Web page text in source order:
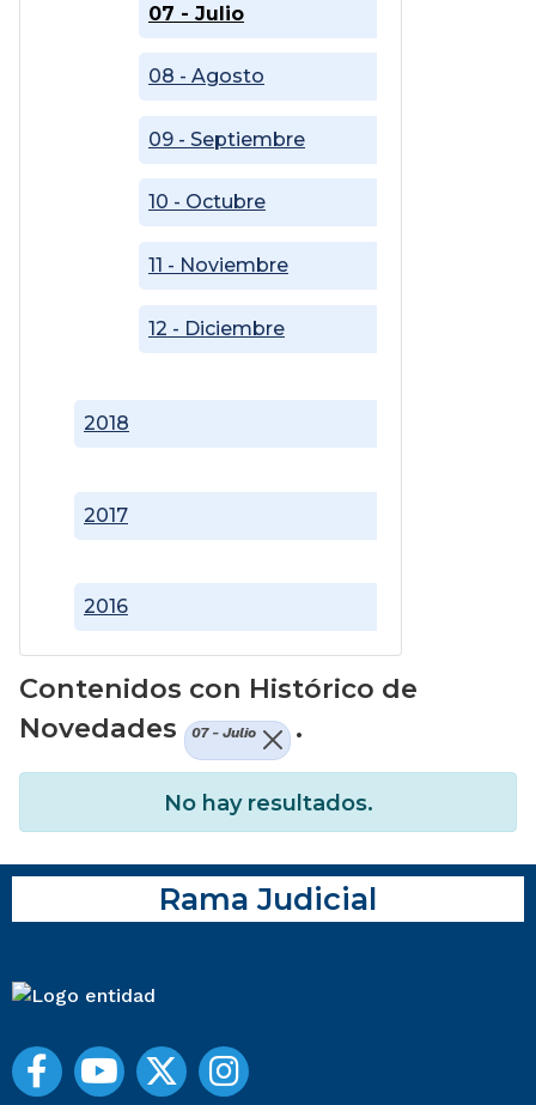
2016
2017
2018
07 - Julio
08 - Agosto
09 - Septiembre
10 - Octubre
11 - Noviembre
12 - Diciembre
Contenidos con Histórico de
Novedades
07 - Julio .
No hay resultados.
Rama Judicial